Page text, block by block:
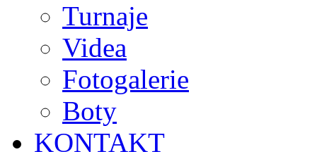
Turnaje
Videa
Fotogalerie
Boty
KONTAKT